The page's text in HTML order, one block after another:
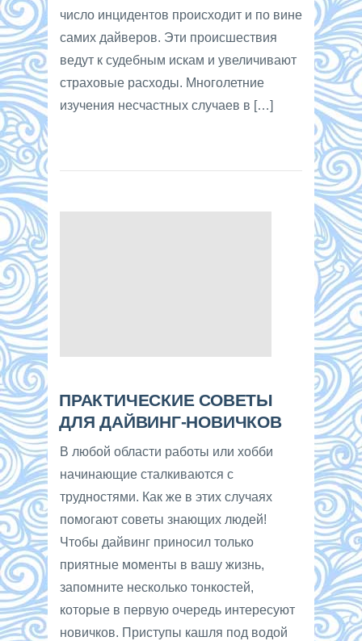
число инцидентов происходит и по вине
самих дайверов. Эти происшествия
ведут к судебным искам и увеличивают
страховые расходы. Многолетние
изучения несчастных случаев в […]
ПРАКТИЧЕСКИЕ СОВЕТЫ
ДЛЯ ДАЙВИНГ-НОВИЧКОВ
В любой области работы или хобби
начинающие сталкиваются с
трудностями. Как же в этих случаях
помогают советы знающих людей!
Чтобы дайвинг приносил только
приятные моменты в вашу жизнь,
запомните несколько тонкостей,
которые в первую очередь интересуют
новичков. Приступы кашля под водой